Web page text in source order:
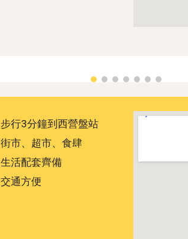
步行3分鐘到西營盤站
街市、超市、食肆
生活配套齊備
交通方便